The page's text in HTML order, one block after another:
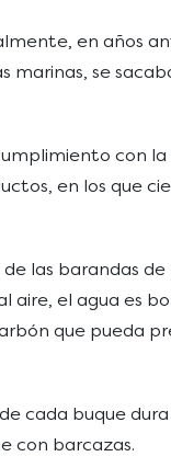
en años
marinas, se
con la
en los que
las barandas
aire, el agua es
que pueda
cada buque
con barcazas.